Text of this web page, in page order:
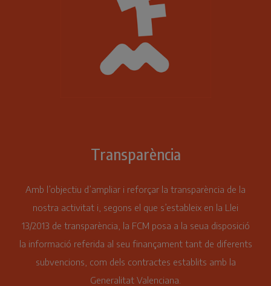
Transparència
Amb l’objectiu d’ampliar i reforçar la transparència de la
nostra activitat i, segons el que s’estableix en la Llei
13/2013 de transparència, la FCM posa a la seua disposició
la informació referida al seu finançament tant de diferents
subvencions, com dels contractes establits amb la
Generalitat Valenciana.